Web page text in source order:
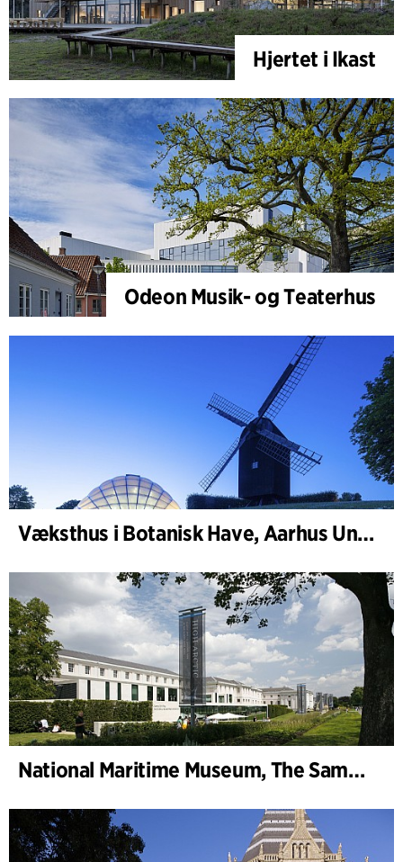
Hjertet i Ikast
Odeon Musik- og Teaterhus
Væksthus i Botanisk Have, Aarhus Universitet
National Maritime Museum, The Sammy Ofer Wing